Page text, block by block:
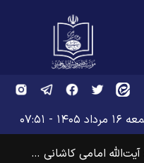
۱۴۰۵ - ۰۷:۵۱
امامی کاشانی …